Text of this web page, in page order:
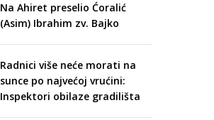
Na Ahiret preselio Ćoralić
(Asim) Ibrahim zv. Bajko
Radnici više neće morati na
sunce po najvećoj vrućini:
Inspektori obilaze gradilišta